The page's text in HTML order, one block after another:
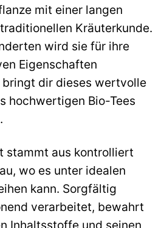
mit einer langen
Kräuterkunde.
wird sie für ihre
Eigenschaften
dir dieses wertvolle
hochwertigen Bio-Tees
stammt aus kontrolliert
wo es unter idealen
kann. Sorgfältig
verarbeitet, bewahrt
Inhaltsstoffe und seinen